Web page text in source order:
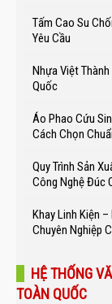
Tấm Cao Su
Yêu Cầu
Nhựa Việt
Quốc
Áo Phao Cứu
Cách Chọn
Quy Trình Sản
Công Nghệ Đúc
Khay Linh Kiện
Chuyên Nghiệp
HỆ THỐNG
TOÀN QUỐC